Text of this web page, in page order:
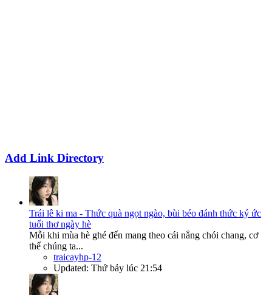
Add Link Directory
Trái lê ki ma - Thức quà ngọt ngào, bùi béo đánh thức ký ức
tuổi thơ ngày hè
Mỗi khi mùa hè ghé đến mang theo cái nắng chói chang, cơ
thể chúng ta...
traicayhp-12
Updated: Thứ bảy lúc 21:54